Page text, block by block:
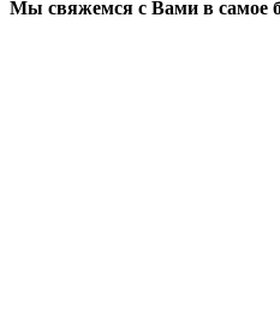
Мы свяжемся с Вами в самое